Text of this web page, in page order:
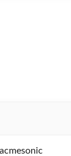
acmesonic